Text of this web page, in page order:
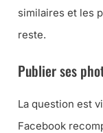
similaires et les
reste.
Publier ses
La question est
Facebook